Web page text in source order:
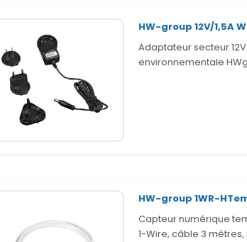
HW-group 12V/1,5A
Adaptateur secteur
environnementale
HW-group 1WR-
Capteur numérique
1-Wire, câble 3